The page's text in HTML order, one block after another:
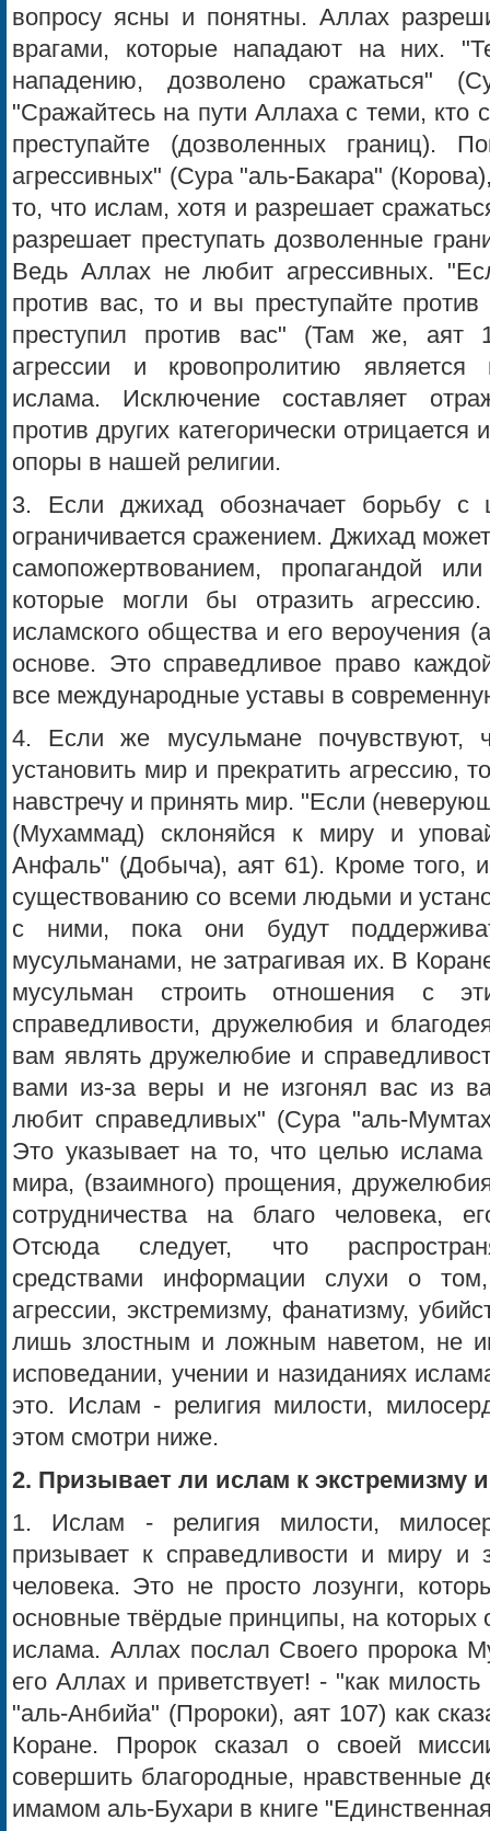
вопросу ясны и понятны. Аллах
врагами, которые нападают на них.
нападению, дозволено сражаться"
"Сражайтесь на пути Аллаха с теми, кто
преступайте (дозволенных границ).
агрессивных" (Сура "аль-Бакара"
то, что ислам, хотя и разрешает
разрешает преступать дозволенные
Ведь Аллах не любит агрессивных.
против вас, то и вы преступайте
преступил против вас" (Там же, аят
агрессии и кровопролитию является
ислама. Исключение составляет
против других категорически
опоры в нашей религии.
3. Если джихад обозначает борьбу
ограничивается сражением. Джихад
самопожертвованием, пропагандой
которые могли бы отразить
исламского общества и его вероучения
основе. Это справедливое право
все международные уставы в
4. Если же мусульмане почувствуют,
установить мир и прекратить агрессию,
навстречу и принять мир. "Если
(Мухаммад) склоняйся к миру и
Анфаль" (Добыча), аят 61). Кроме того,
существованию со всеми людьми и
с ними, пока они будут
мусульманами, не затрагивая их. В
мусульман строить отношения с
справедливости, дружелюбия и
вам являть дружелюбие и
вами из-за веры и не изгонял вас из
любит справедливых" (Сура "аль-
Это указывает на то, что целью ислама
мира, (взаимного) прощения,
сотрудничества на благо человека,
Отсюда следует, что
средствами информации слухи о
агрессии, экстремизму, фанатизму,
лишь злостным и ложным наветом, не
исповедании, учении и назиданиях
это. Ислам - религия милости,
этом смотри ниже.
2. Призывает ли ислам к экстремизму
1. Ислам - религия милости,
призывает к справедливости и миру и
человека. Это не просто лозунги,
основные твёрдые принципы, на которых
ислама. Аллах послал Своего пророка
его Аллах и приветствует! - "как
"аль-Анбийа" (Пророки), аят 107) как
Коране. Пророк сказал о своей
совершить благородные, нравственные
имамом аль-Бухари в книге